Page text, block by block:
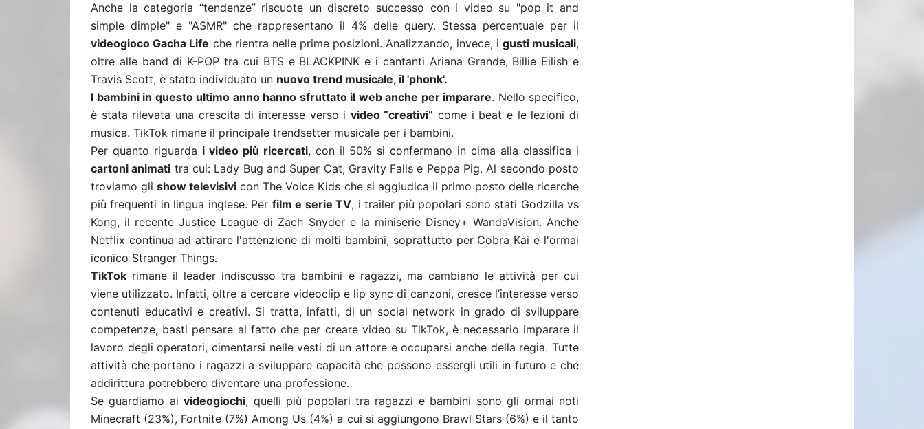
Anche la categoria “tendenze” riscuote un discreto successo con i video su "pop it and
simple dimple" e "ASMR" che rappresentano il 4% delle query. Stessa percentuale per il
videogioco Gacha Life che rientra nelle prime posizioni. Analizzando, invece, i gusti musicali,
oltre alle band di K-POP tra cui BTS e BLACKPINK e i cantanti Ariana Grande, Billie Eilish e
Travis Scott, è stato individuato un nuovo trend musicale, il 'phonk'.
I bambini in questo ultimo anno hanno sfruttato il web anche per imparare. Nello specifico,
è stata rilevata una crescita di interesse verso i video “creativi” come i beat e le lezioni di
musica. TikTok rimane il principale trendsetter musicale per i bambini.
Per quanto riguarda i video più ricercati, con il 50% si confermano in cima alla classifica i
cartoni animati tra cui: Lady Bug and Super Cat, Gravity Falls e Peppa Pig. Al secondo posto
troviamo glishow televisivi con The Voice Kids che si aggiudica il primo posto delle ricerche
più frequenti in lingua inglese. Per film e serie TV, i trailer più popolari sono stati Godzilla vs
Kong, il recente Justice League di Zach Snyder e la miniserie Disney+ WandaVision. Anche
Netflix continua ad attirare l'attenzione di molti bambini, soprattutto per Cobra Kai e l'ormai
iconico Stranger Things.
TikTok rimane il leader indiscusso tra bambini e ragazzi, ma cambiano le attività per cui
viene utilizzato. Infatti, oltre a cercare videoclip e lip sync di canzoni, cresce l’interesse verso
contenuti educativi e creativi. Si tratta, infatti, di un social network in grado di sviluppare
competenze, basti pensare al fatto che per creare video su TikTok, è necessario imparare il
lavoro degli operatori, cimentarsi nelle vesti di un attore e occuparsi anche della regia. Tutte
attività che portano i ragazzi a sviluppare capacità che possono essergli utili in futuro e che
addirittura potrebbero diventare una professione.
Se guardiamo aivideogiochi, quelli più popolari tra ragazzi e bambini sono gli ormai noti
Minecraft (23%), Fortnite (7%) Among Us (4%) a cui si aggiungono Brawl Stars (6%) e il tanto